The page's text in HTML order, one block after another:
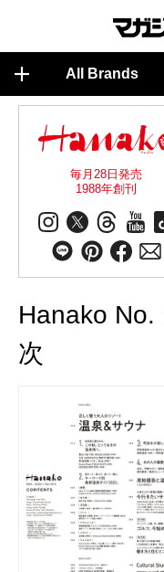
All Brands
毎月28日発売
1988年創刊
Hanako No.
次